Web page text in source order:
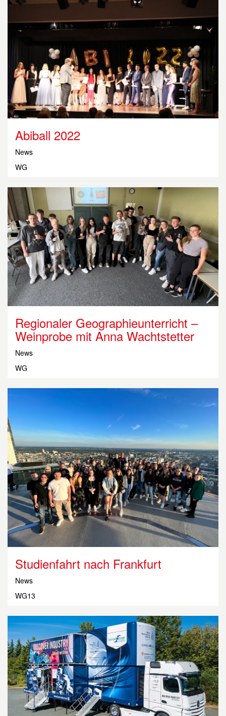
Abiball 2022
News
WG
Regionaler Geographie­unterricht –
Weinprobe mit Anna Wachtstetter
News
WG
Studienfahrt nach Frankfurt
News
WG13